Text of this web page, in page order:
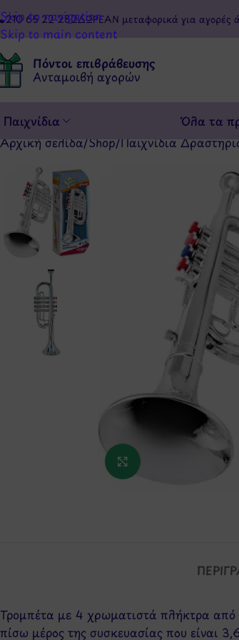
Skip to navigation
Skip to main content
210 65 22 282ΔΩΡΕΑΝ μεταφορικά για αγορές
Πόντοι επιβράβευσης
Ανταμοιβή αγορών
Παιχνίδια Όλα τα
Αρχική σελίδα/Shop/Παιχνίδια
Κάντε κλικ για
Τρομπέτα με 4 χρωματιστά πλήκτρα από
πίσω μέρος της συσκευασίας που είναι